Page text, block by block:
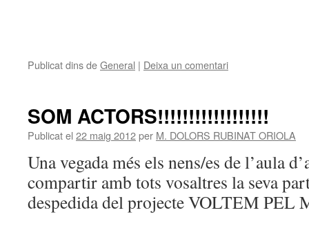
Publicat dins deGeneral | Deixa un comentari
SOM ACTORS!!!!!!!!!!!!!!!!!!
Publicat el 22 maig 2012per M. DOLORS RUBINAT ORIOLA
Una vegada més els nens/es de l’aula
compartir amb tots vosaltres la seva
despedida del projecte VOLTEM PEL